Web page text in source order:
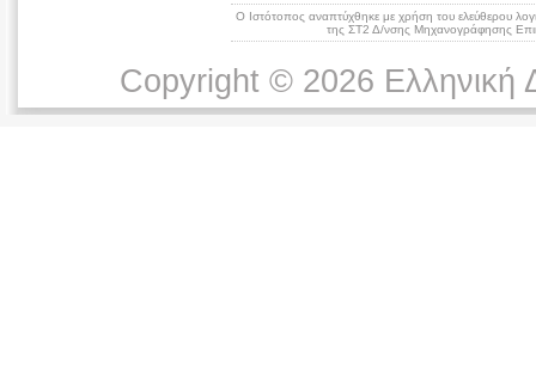
Ο Ιστότοπος αναπτύχθηκε με χρήση του ελεύθερου
της ΣΤ2 Δ/νσης Μηχανογράφησης
Copyright © 2026